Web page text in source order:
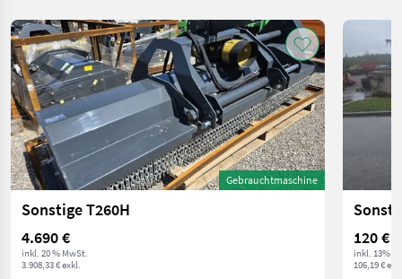
Gebrauchtmaschine
Sonstige T260H
4.690 €
inkl. 20 % MwSt.
3.908,33 € exkl.
120 €
inkl. 13%
106,19 €